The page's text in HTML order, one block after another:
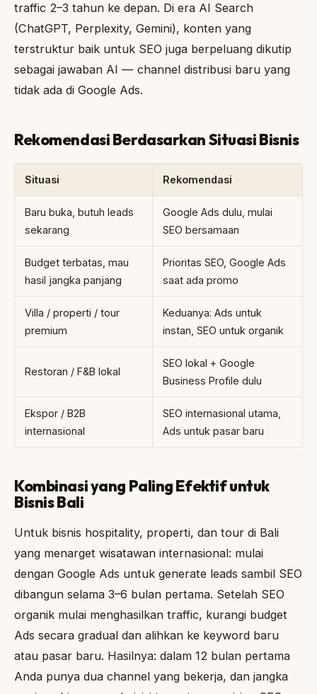
traffic 2–3 tahun ke depan. Di era AI Search
(ChatGPT, Perplexity, Gemini), konten yang
terstruktur baik untuk SEO juga berpeluang dikutip
sebagai jawaban AI — channel distribusi baru yang
tidak ada di Google Ads.
Rekomendasi Berdasarkan Situasi Bisnis
Situasi Rekomendasi
Baru buka, butuh leads
sekarang
Google Ads dulu, mulai
SEO bersamaan
Budget terbatas, mau
hasil jangka panjang
Prioritas SEO, Google Ads
saat ada promo
Villa / properti / tour
premium
Keduanya: Ads untuk
instan, SEO untuk organik
Restoran / F&B lokal
SEO lokal + Google
Business Profile dulu
Ekspor / B2B
internasional
SEO internasional utama,
Ads untuk pasar baru
Kombinasi yang Paling Efektif untuk
Bisnis Bali
Untuk bisnis hospitality, properti, dan tour di Bali
yang menarget wisatawan internasional: mulai
dengan Google Ads untuk generate leads sambil SEO
dibangun selama 3–6 bulan pertama. Setelah SEO
organik mulai menghasilkan traffic, kurangi budget
Ads secara gradual dan alihkan ke keyword baru
atau pasar baru. Hasilnya: dalam 12 bulan pertama
Anda punya dua channel yang bekerja, dan jangka